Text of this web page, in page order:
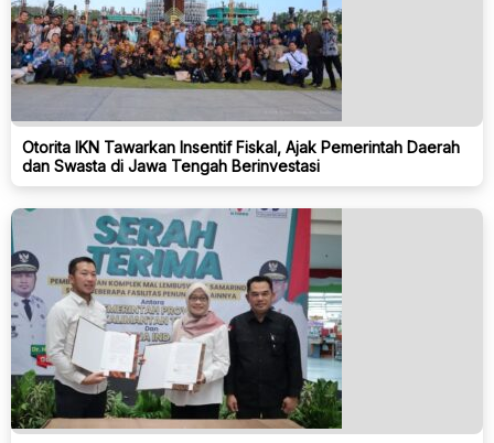
Otorita IKN Tawarkan Insentif Fiskal, Ajak Pemerintah Daerah
dan Swasta di Jawa Tengah Berinvestasi